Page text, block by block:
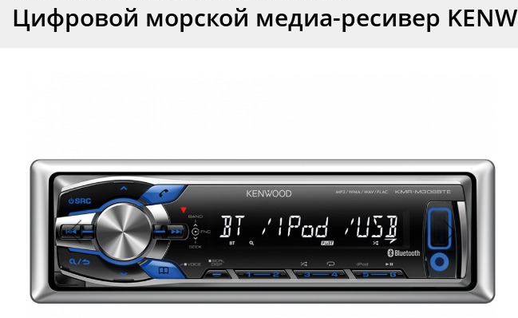
Цифровой морской медиа-ресивер